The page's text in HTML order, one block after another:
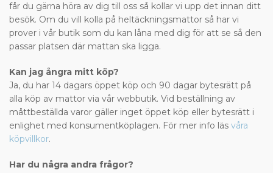
får du gärna höra av dig till oss så kollar vi upp det innan ditt
besök. Om du vill kolla på heltäckningsmattor så har vi
prover i vår butik som du kan låna med dig för att se så den
passar platsen där mattan ska ligga.
Kan jag ångra mitt köp?
Ja, du har 14 dagars öppet köp och 90 dagar bytesrätt på
alla köp av mattor via vår webbutik. Vid beställning av
måttbeställda varor gäller inget öppet köp eller bytesrätt i
enlighet med konsumentköplagen. För mer info läs våra
köpvillkor.
Har du några andra frågor?